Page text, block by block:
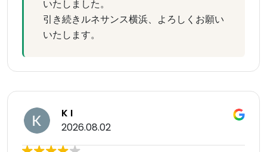
いたしました。
引き続きルネサンス横浜、よろしくお願い
いたします。
K I
2026.08.02